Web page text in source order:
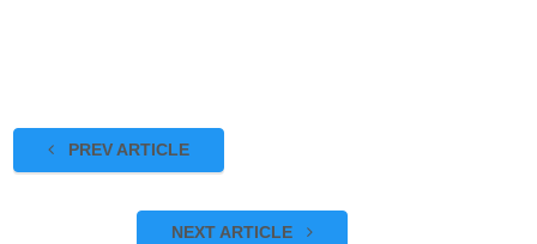
PREV ARTICLE
NEXT ARTICLE